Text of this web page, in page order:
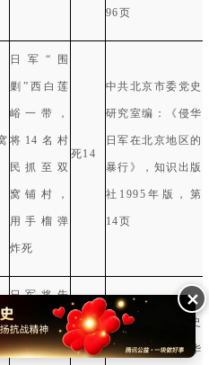
96页
日军“围
剿”西白莲
峪一带，
将 14 名村
民抓至 双
窝铺村，
用手榴弹
炸死
死14
中共北京市委党史
研究室编：《侵华
日军在北京地区的
暴行》，知识出版
社 1995 年版，第
14页
日军将朱
家峪、罗
圈厂、石
中共北京市委党史
研究室编：《侵华
✕